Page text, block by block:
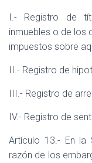
I.- Registro de
inmuebles o de los
impuestos sobre
II.- Registro de
III.- Registro de
IV.- Registro de
Artículo 13.- En la
razón de los